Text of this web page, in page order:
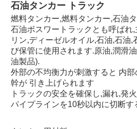
石油タンカー トラック
燃料タンカー,燃料タンカー,石油
石油ボスワートラックとも呼ばれ
リン,ディーゼルオイル,石油,石油,
び保管に使用されます.原油,潤滑
油製品).
外部の不均衡力が刺激すると 内
幹が 引き上げられます
トラックの安全を確保し,漏れ,発
パイプラインを10秒以内に切断す